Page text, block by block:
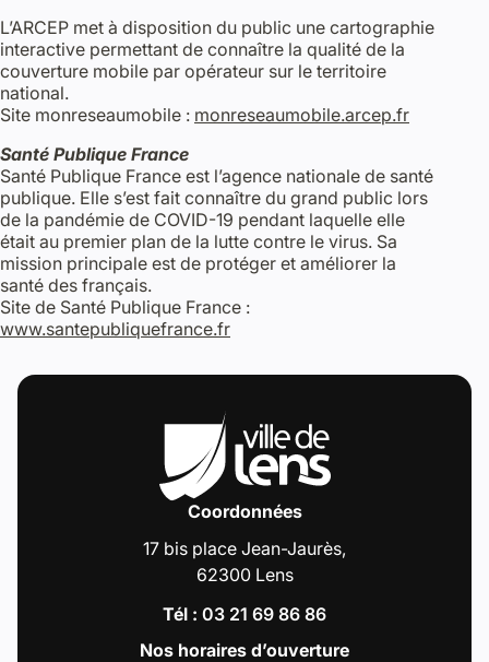
L’ARCEP met à disposition du public une cartographie
interactive permettant de connaître la qualité de la
couverture mobile par opérateur sur le territoire
national.
Site monreseaumobile : monreseaumobile.arcep.fr
Santé Publique France
Santé Publique France est l’agence nationale de santé
publique. Elle s’est fait connaître du grand public lors
de la pandémie de COVID-19 pendant laquelle elle
était au premier plan de la lutte contre le virus. Sa
mission principale est de protéger et améliorer la
santé des français.
Site de Santé Publique France :
www.santepubliquefrance.fr
Coordonnées
17 bis place Jean-Jaurès,
62300 Lens
Tél : 03 21 69 86 86
Nos horaires d’ouverture